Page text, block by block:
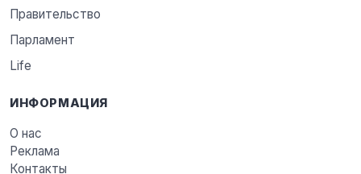
Правительство
Парламент
Life
ИНФОРМАЦИЯ
О нас
Реклама
Контакты